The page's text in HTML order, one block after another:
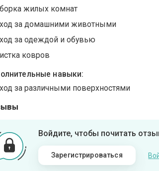
жилых комнат
за домашними животными
за одеждой и обувью
ковров
навыки:
за различными поверхностями
Войдите, чтобы почитать
Зарегистрироваться